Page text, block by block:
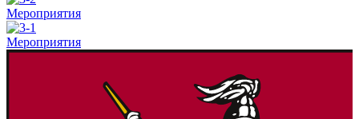
Мероприятия
Мероприятия